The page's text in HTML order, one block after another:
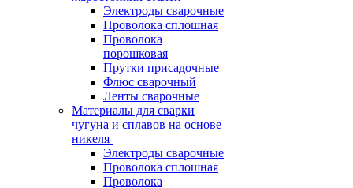
Электроды сварочные
Проволока сплошная
Проволока
порошковая
Прутки присадочные
Флюс сварочный
Ленты сварочные
Материалы для сварки
чугуна и сплавов на основе
никеля
Электроды сварочные
Проволока сплошная
Проволока